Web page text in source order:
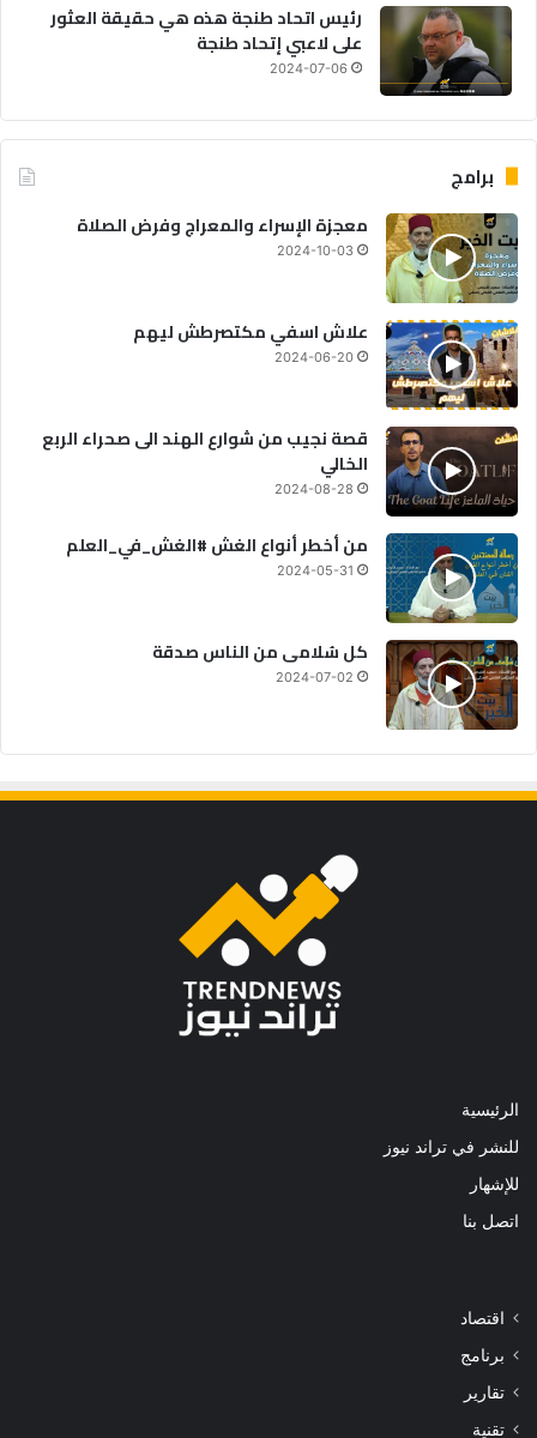
رئيس اتحاد طنجة هذه هي حقيقة العثور
على لاعبي إتحاد طنجة
2024-07-06
برامج
معجزة الإسراء والمعراج وفرض الصلاة
2024-10-03
علاش اسفي مكتصرطش ليهم
2024-06-20
قصة نجيب من شوارع الهند الى صحراء الربع
الخالي
2024-08-28
من أخطر أنواع الغش #الغش_في_العلم
2024-05-31
كل سُلامى من الناس صدقة
2024-07-02
الرئيسية
للنشر في تراند نيوز
للإشهار
اتصل بنا
اقتصاد
برنامج
تقارير
تقنية